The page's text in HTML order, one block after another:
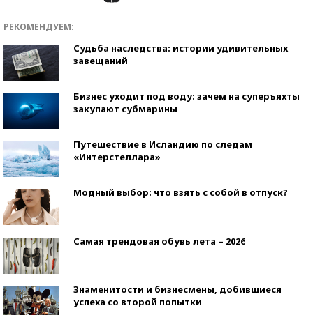
РЕКОМЕНДУЕМ:
Судьба наследства: истории удивительных
завещаний
Бизнес уходит под воду: зачем на суперъяхты
закупают субмарины
Путешествие в Исландию по следам
«Интерстеллара»
Модный выбор: что взять с собой в отпуск?
Самая трендовая обувь лета – 2026
Знаменитости и бизнесмены, добившиеся
успеха со второй попытки